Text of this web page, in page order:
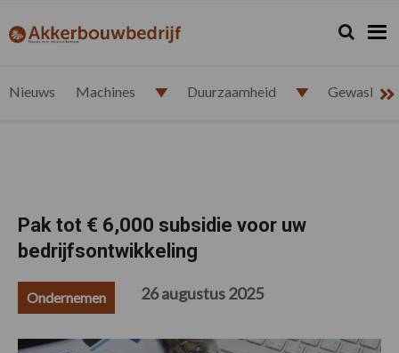
de
de
de
de
akkerbouwbedrijf.nl Zoeken...
Zoek
Nieuws Machines Duurzaamheid
Pak tot € 6,000 subsidie voor uw
bedrijfsontwikkeling
Ondernemen 26 augustus 2025